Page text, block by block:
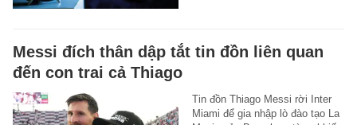
Messi đích thân dập tắt tin đồn liên quan
đến con trai cả Thiago
Tin đồn Thiago Messi rời Inter
Miami để gia nhập lò đào tạo La